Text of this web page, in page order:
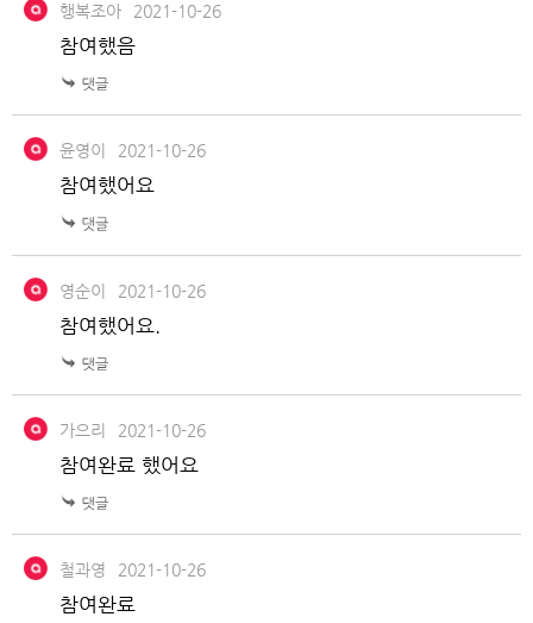
행복조아 2021-10-26
참여했음
윤영이 2021-10-26
참여했어요
영순이 2021-10-26
참여했어요.
가으리 2021-10-26
참여완료 했어요
철과영 2021-10-26
참여완료